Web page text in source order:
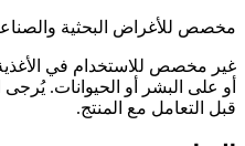
مخصص للأغراض البحثية
غير مخصص للاستخدام في الأغذية
أو على البشر أو الحيوانات.
قبل التعامل مع المنتج.